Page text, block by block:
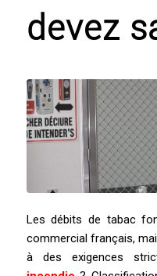
devez
Les débits de tabac
commercial français,
à des exigences